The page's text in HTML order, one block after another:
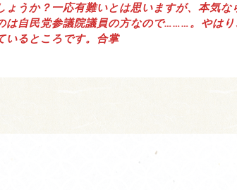
ょうか？一応有難いとは思いますが、本気
は自民党参議院議員の方なので………。やは
いるところです。合掌